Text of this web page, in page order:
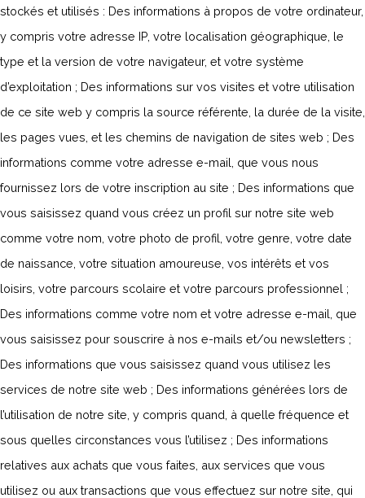
stockés et utilisés : Des informations à propos de votre ordinateur,
y compris votre adresse IP, votre localisation géographique, le
type et la version de votre navigateur, et votre système
d’exploitation ; Des informations sur vos visites et votre utilisation
de ce site web y compris la source référente, la durée de la visite,
les pages vues, et les chemins de navigation de sites web ; Des
informations comme votre adresse e-mail, que vous nous
fournissez lors de votre inscription au site ; Des informations que
vous saisissez quand vous créez un profil sur notre site web
comme votre nom, votre photo de profil, votre genre, votre date
de naissance, votre situation amoureuse, vos intérêts et vos
loisirs, votre parcours scolaire et votre parcours professionnel ;
Des informations comme votre nom et votre adresse e-mail, que
vous saisissez pour souscrire à nos e-mails et/ou newsletters ;
Des informations que vous saisissez quand vous utilisez les
services de notre site web ; Des informations générées lors de
l’utilisation de notre site, y compris quand, à quelle fréquence et
sous quelles circonstances vous l’utilisez ; Des informations
relatives aux achats que vous faites, aux services que vous
utilisez ou aux transactions que vous effectuez sur notre site, qui